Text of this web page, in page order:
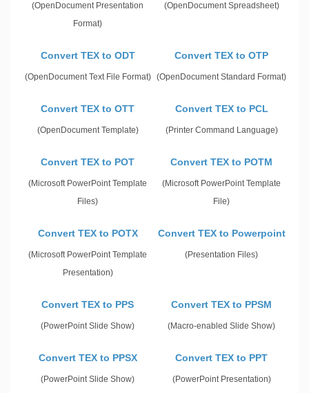
(OpenDocument Presentation
Format)
(OpenDocument Spreadsheet)
Convert TEX to ODT
(OpenDocument Text File Format)
Convert TEX to OTP
(OpenDocument Standard Format)
Convert TEX to OTT
(OpenDocument Template)
Convert TEX to PCL
(Printer Command Language)
Convert TEX to POT
(Microsoft PowerPoint Template
Files)
Convert TEX to POTM
(Microsoft PowerPoint Template
File)
Convert TEX to POTX
(Microsoft PowerPoint Template
Presentation)
Convert TEX to Powerpoint
(Presentation Files)
Convert TEX to PPS
(PowerPoint Slide Show)
Convert TEX to PPSM
(Macro-enabled Slide Show)
Convert TEX to PPSX
(PowerPoint Slide Show)
Convert TEX to PPT
(PowerPoint Presentation)